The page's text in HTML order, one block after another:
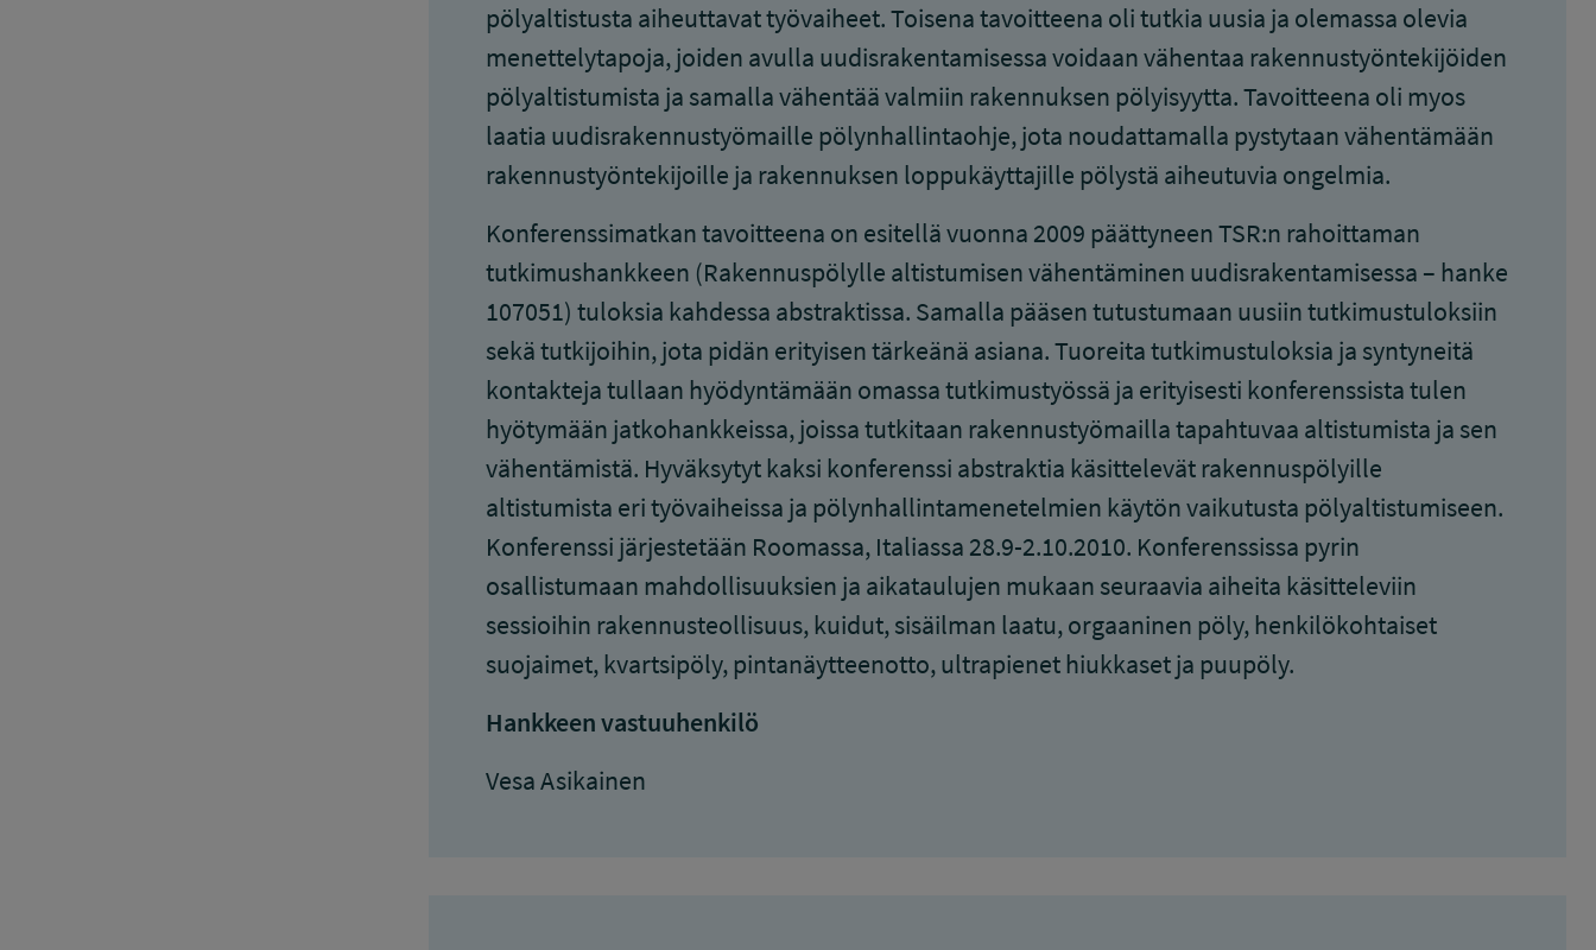
pölyaltistusta aiheuttavat työvaiheet. Toisena tavoitteena oli tutkia uusia ja olemassa olevia
menettelytapoja, joiden avulla uudisrakentamisessa voidaan vähentaa rakennustyöntekijöiden
pölyaltistumista ja samalla vähentää valmiin rakennuksen pölyisyytta. Tavoitteena oli myos
laatia uudisrakennustyömaille pölynhallintaohje, jota noudattamalla pystytaan vähentämään
rakennustyöntekijoille ja rakennuksen loppukäyttajille pölystä aiheutuvia ongelmia.
Konferenssimatkan tavoitteena on esitellä vuonna 2009 päättyneen TSR:n rahoittaman
tutkimushankkeen (Rakennuspölylle altistumisen vähentäminen uudisrakentamisessa – hanke
107051) tuloksia kahdessa abstraktissa. Samalla pääsen tutustumaan uusiin tutkimustuloksiin
sekä tutkijoihin, jota pidän erityisen tärkeänä asiana. Tuoreita tutkimustuloksia ja syntyneitä
kontakteja tullaan hyödyntämään omassa tutkimustyössä ja erityisesti konferenssista tulen
hyötymään jatkohankkeissa, joissa tutkitaan rakennustyömailla tapahtuvaa altistumista ja sen
vähentämistä. Hyväksytyt kaksi konferenssi abstraktia käsittelevät rakennuspölyille
altistumista eri työvaiheissa ja pölynhallintamenetelmien käytön vaikutusta pölyaltistumiseen.
Konferenssi järjestetään Roomassa, Italiassa 28.9-2.10.2010. Konferenssissa pyrin
osallistumaan mahdollisuuksien ja aikataulujen mukaan seuraavia aiheita käsitteleviin
sessioihin rakennusteollisuus, kuidut, sisäilman laatu, orgaaninen pöly, henkilökohtaiset
suojaimet, kvartsipöly, pintanäytteenotto, ultrapienet hiukkaset ja puupöly.
Hankkeen vastuuhenkilö
Vesa Asikainen